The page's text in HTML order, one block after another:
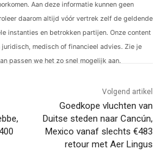
Aan deze informatie kunnen geen
daarom altijd vóór vertrek zelf de geldende
instanties en betrokken partijen. Onze content
medisch of financieel advies. Zie je
passen we het zo snel mogelijk aan.
Volgend artikel
Goedkope vluchten van
Duitse steden naar Cancún,
Mexico vanaf slechts €483
retour met Aer Lingus